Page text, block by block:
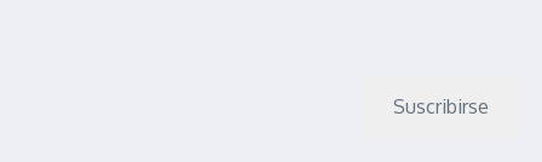
Suscribirse